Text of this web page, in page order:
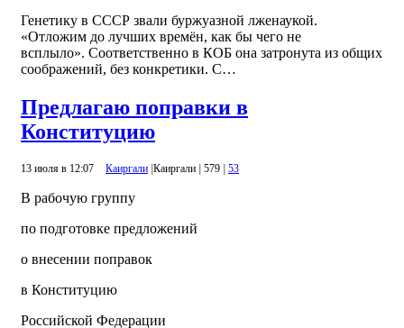
Генетику в СССР звали буржуазной лженаукой.
«Отложим до лучших времён, как бы чего не
всплыло». Соответственно в КОБ она затронута из общих
соображений, без конкретики. С…
Предлагаю поправки в
Конституцию
13 июля в 12:07 Каиргали |Каиргали | 579 | 53
В рабочую группу
по подготовке предложений
о внесении поправок
в Конституцию
Российской Федерации